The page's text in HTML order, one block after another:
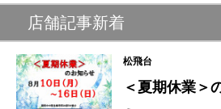
サクラ
店舗記事新着
松飛台
＜夏期休業＞